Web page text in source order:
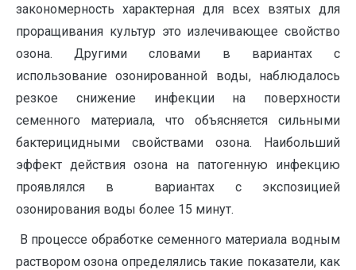
закономерность характерная для всех взятых для
проращивания культур это излечивающее свойство
озона. Другими словами в вариантах с
использование озонированной воды, наблюдалось
резкое снижение инфекции на поверхности
семенного материала, что объясняется сильными
бактерицидными свойствами озона. Наибольший
эффект действия озона на патогенную инфекцию
проявлялся в вариантах с экспозицией
озонирования воды более 15 минут.
В процессе обработке семенного материала водным
раствором озона определялись такие показатели, как